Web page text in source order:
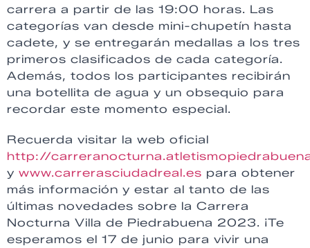
carrera a partir de las 19:00 horas. Las
categorías van desde mini-chupetín hasta
cadete, y se entregarán medallas a los tres
primeros clasificados de cada categoría.
Además, todos los participantes recibirán
una botellita de agua y un obsequio para
recordar este momento especial.
Recuerda visitar la web oficial
http://
y www.carrerasciudadreal.es para obtener
más información y estar al tanto de las
últimas novedades sobre la Carrera
Nocturna Villa de Piedrabuena 2023. ¡Te
esperamos el 17 de junio para vivir una